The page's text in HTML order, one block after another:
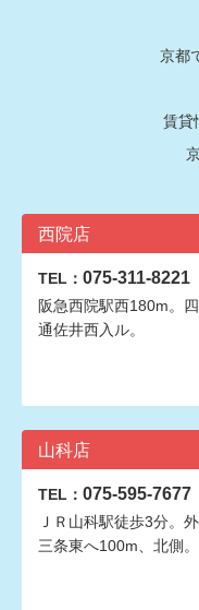
京都
賃貸
西院店
TEL： 075-311-8221
阪急西院駅西180m。
通佐井西入ル。
山科店
TEL： 075-595-7677
ＪＲ山科駅徒歩3分。
三条東へ100m、北側。